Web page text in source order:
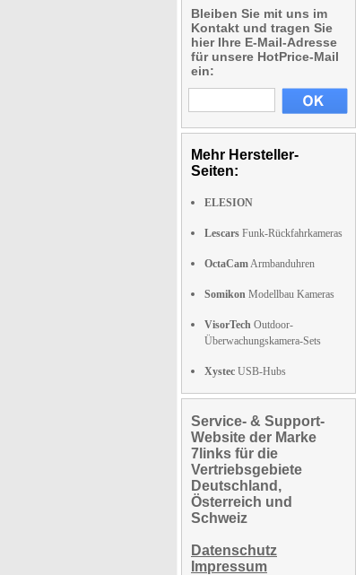
Bleiben Sie mit uns im
Kontakt und tragen Sie
hier Ihre E-Mail-Adresse
für unsere HotPrice-Mail
ein:
Mehr Hersteller-
Seiten:
ELESION
Lescars Funk-Rückfahrkameras
OctaCamArmbanduhren
Somikon Modellbau Kameras
VisorTech Outdoor-
Überwachungskamera-Sets
Xystec USB-Hubs
Service- & Support-
Website der Marke
7links für die
Vertriebsgebiete
Deutschland,
Österreich und
Schweiz
Datenschutz
Impressum